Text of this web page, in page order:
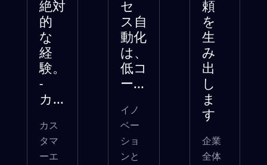
絶対
的
な
経
験。
-
カ...
カス
タマ
ーエ
セ
ス自
動化
は、
低コ
ー...
イノ
ベー
ショ
ンと
頼
を
生
み
出
し
ま
す
企業
全体